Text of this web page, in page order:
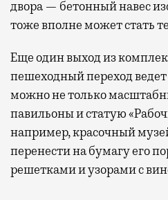
двора — бетонный навес
тоже вполне может стать
Еще один выход из
пешеходный переход
можно не только
павильоны и статую
например, красочный
перенести на бумагу его
решетками и узорами с